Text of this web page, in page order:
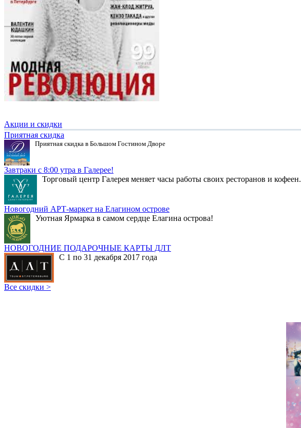
Акции и скидки
Приятная скидка
Приятная скидка в Большом Гостином Дворе
Завтраки с 8:00 утра в Галерее!
Торговый центр Галерея меняет часы работы своих ресторанов и кофеен.
Новогодний АРТ-маркет на Елагином острове
Уютная Ярмарка в самом сердце Елагина острова!
НОВОГОДНИЕ ПОДАРОЧНЫЕ КАРТЫ ДЛТ
С 1 по 31 декабря 2017 года
Все скидки >